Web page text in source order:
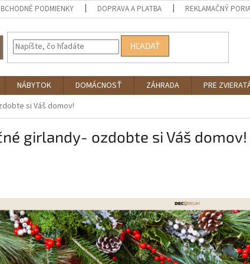
PODMIENKY DOPRAVA A PLATBA REKLAMAČNÝ
HĽADAŤ
NÁBYTOK DOMÁCNOSŤ ZÁHRADA
PRE
si Váš domov!
girlandy- ozdobte si Váš domov!